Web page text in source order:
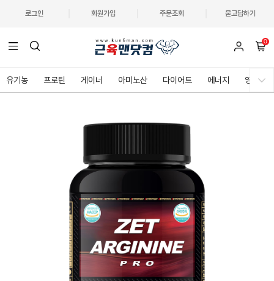
로그인 회원가입 주문조회 묻고답하기
0
유기농 프로틴 게이너 아미노산 다이어트 에너지 영양제